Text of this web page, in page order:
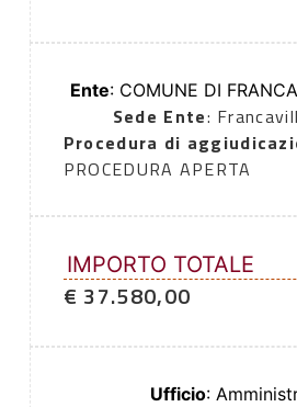
Ente: COMUNE DI
Sede Ente:
Procedura di
PROCEDURA APERTA
IMPORTO TOTALE
€ 37.580,00
Ufficio: